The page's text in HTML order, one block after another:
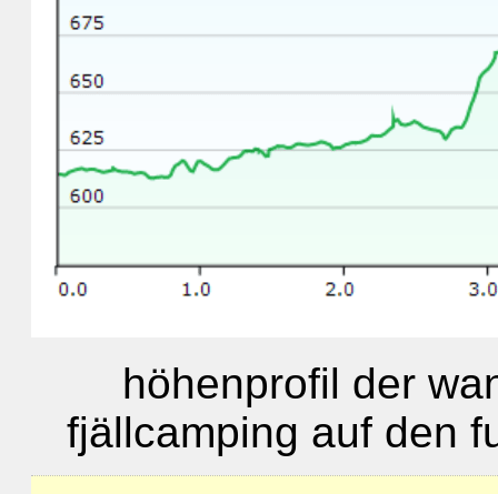
höhenprofil der
fjällcamping auf den